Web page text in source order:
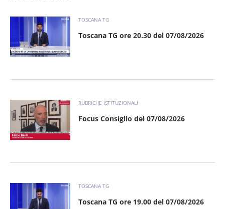
TOSCANA TG
Toscana TG ore 20.30 del 07/08/2026
RUBRICHE ISTITUZIONALI
Focus Consiglio del 07/08/2026
TOSCANA TG
Toscana TG ore 19.00 del 07/08/2026